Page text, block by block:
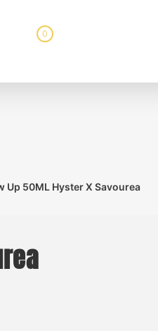
0
Up 50ML Hyster X Savourea